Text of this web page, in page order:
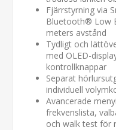
Fjärrstyrning via
Bluetooth® Low
meters avstånd
Tydligt och
med OLED-
kontrollknappar
Separat
individuell
Avancerade
frekvenslista,
och walk test för